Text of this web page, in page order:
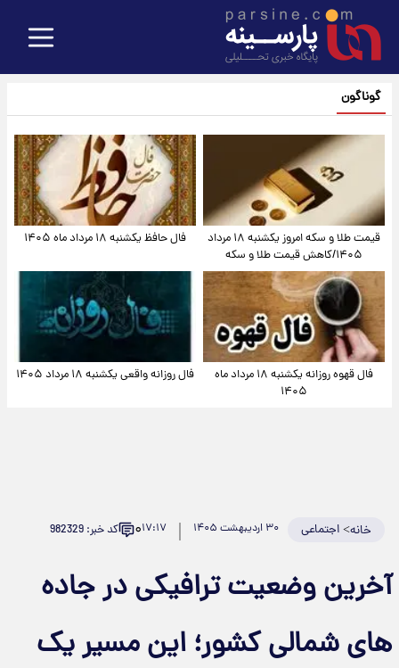
گوناگون
قیمت طلا و سکه امروز یکشنبه ۱۸ مرداد
۱۴۰۵/کاهش قیمت طلا و سکه
فال حافظ یکشنبه ۱۸ مرداد ماه ۱۴۰۵
فال قهوه روزانه یکشنبه ۱۸ مرداد ماه
۱۴۰۵
فال روزانه واقعی یکشنبه ۱۸ مرداد ۱۴۰۵
خانه>اجتماعی ۳۰ اردیبهشت ۱۴۰۵ ۱۷:۱۷۰ کد خبر: 982329
آخرین وضعیت ترافیکی در جاده
های شمالی کشور؛ این مسیر یک